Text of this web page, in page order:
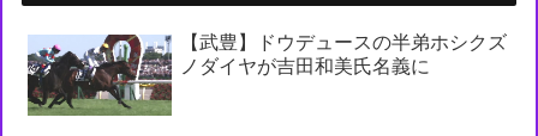
【武豊】ドウデュースの半弟ホシクズ
ノダイヤが吉田和美氏名義に